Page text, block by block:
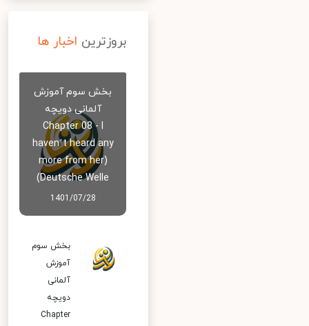
بروزترین اخبار ها
بخش سوم آموزش
آلمانی دویچه
Chapter 08 - I
haven’t heard any
more from her)
Deutsche Welle)
1401/07/28
بخش سوم
آموزش
آلمانی
دویچه
Chapter